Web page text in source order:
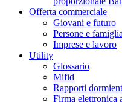
Offerta commerciale
Giovani e futuro
Persone e famiglia
Imprese e lavoro
Utility
Glossario
Mifid
Rapporti
Firma elettronica